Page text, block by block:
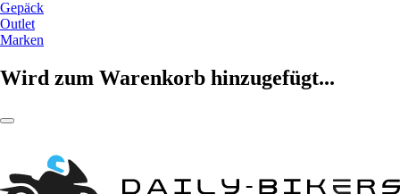
Gepäck
Outlet
Marken
Wird zum Warenkorb hinzugefügt...